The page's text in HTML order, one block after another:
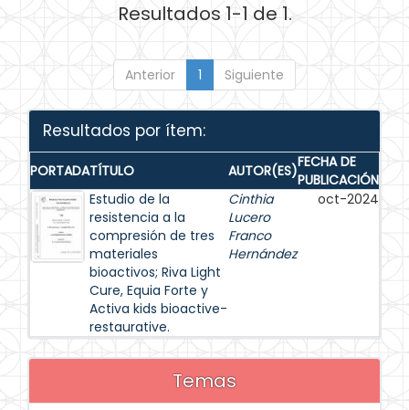
Resultados 1-1 de 1.
Anterior 1 Siguiente
Resultados por ítem:
PORTADATÍTULO AUTOR(ES)FECHA DE
PUBLICACIÓN
Estudio de la
resistencia a la
compresión de tres
materiales
bioactivos; Riva Light
Cure, Equia Forte y
Activa kids bioactive-
restaurative.
Cinthia
Lucero
Franco
Hernández
oct-2024
Temas